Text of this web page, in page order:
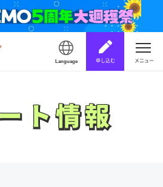
Language 申し込む メニュー
ト情報
ト情報